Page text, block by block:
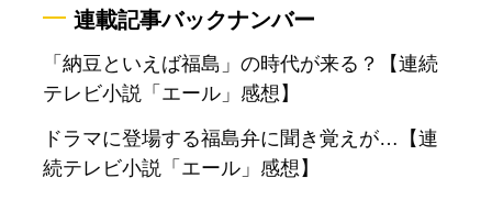
連載記事バックナンバー
「納豆といえば福島」の時代が来る？【連続
テレビ小説「エール」感想】
ドラマに登場する福島弁に聞き覚えが…【連
続テレビ小説「エール」感想】